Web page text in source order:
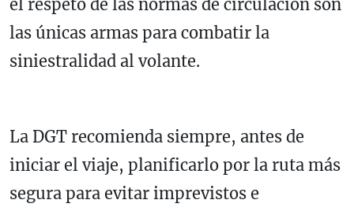
el respeto de las normas de circulación son
las únicas armas para combatir la
siniestralidad al volante.
La DGT recomienda siempre, antes de
iniciar el viaje, planificarlo por la ruta más
segura para evitar imprevistos e